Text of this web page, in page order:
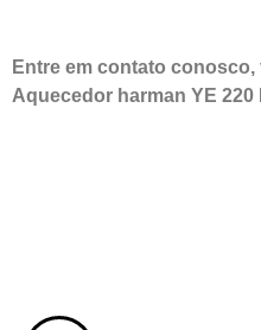
Entre em contato
Aquecedor harman YE